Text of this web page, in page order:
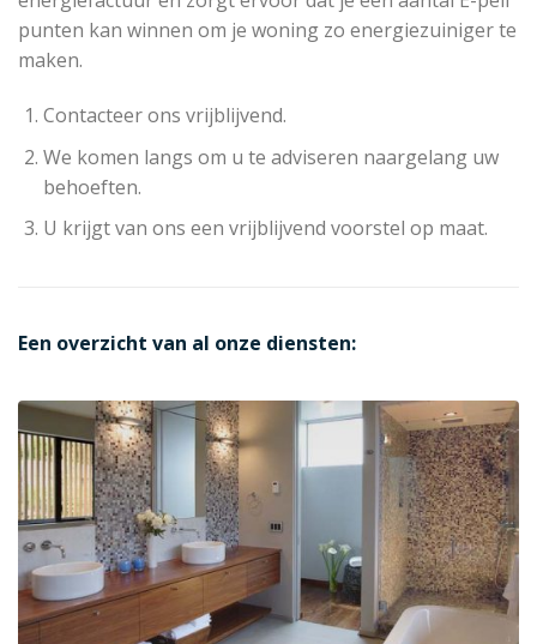
punten kan winnen om je woning zo energiezuiniger te
maken.
Contacteer ons vrijblijvend.
We komen langs om u te adviseren naargelang uw
behoeften.
U krijgt van ons een vrijblijvend voorstel op maat.
Een overzicht van al onze diensten: